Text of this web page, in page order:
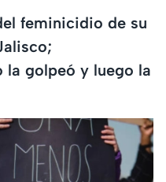
feminicidio de su
la golpeó y luego la